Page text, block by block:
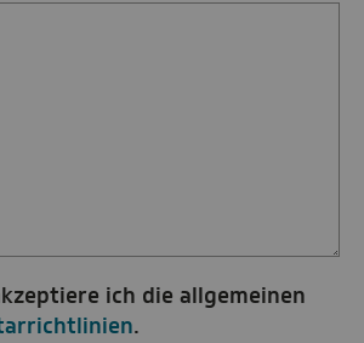
ich die allgemeinen
.